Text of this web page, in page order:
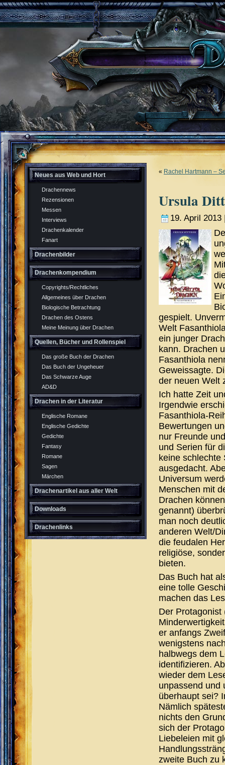
Neues aus Web und Hort
Drachennews
Rezensionen
Messen
Interviews
Drachenkalender
Fanart
Drachenbilder
Drachenkompendium
Copyrights/Rechtliches
Allgemeines über Drachen
Biologische Betrachtung
Drachen des Ostens
Meine Meinung über Drachen
Quellen, Bücher und Rollenspiel
Das große Buch der Drachen
Das Buch der Ungeheuer
Das Schwarze Auge
AD&D
Drachen in der Literatur
Englische Romane
Englische Gedichte
Gedichte
Fantasy
Romane
Sagen
Märchen
Drachenartikel aus aller Welt
Downloads
Drachenlinks
« Rachel Hartmann –
Ursula
19. April
gespielt.
Welt
ein junger
kann. Drachen
Fasanthiola
Geweissagte.
der neuen Welt
Ich hatte Zeit
Irgendwie
Fasanthiola-
Bewertungen
nur Freunde
und Serien für
keine schlechte
ausgedacht.
Universum
Menschen mit
Drachen
genannt)
man noch
anderen Welt/
die feudalen
religiöse,
bieten.
Das Buch hat
eine tolle
machen das
Der Protagonist
er anfangs
wenigstens
halbwegs dem
identifizieren.
wieder dem
unpassend und
überhaupt sei?
Nämlich
nichts den
sich der
Liebeleien mit
zweite Buch zu